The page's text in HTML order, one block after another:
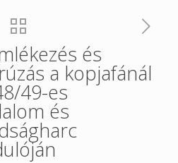
és
a kopjafánál
49-es
és